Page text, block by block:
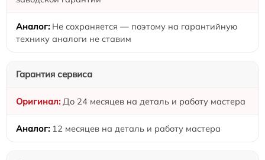
Не сохраняется — поэтому на гарантийную
технику аналоги не ставим
Гарантия сервиса
До 24 месяцев на деталь и работу мастера
12 месяцев на деталь и работу мастера